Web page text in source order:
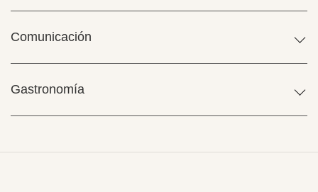
Comunicación
Gastronomía